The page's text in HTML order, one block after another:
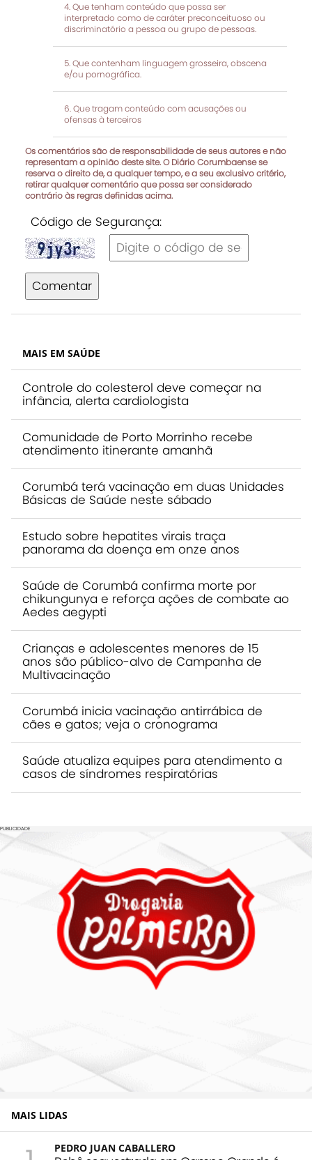
Que tenham conteúdo que possa ser
interpretado como de caráter preconceituoso ou
discriminatório a pessoa ou grupo de pessoas.
Que contenham linguagem grosseira, obscena
e/ou pornográfica.
Que tragam conteúdo com acusações ou
ofensas à terceiros
Os comentários são de responsabilidade de seus autores e não
representam a opinião deste site. O Diário Corumbaense se
reserva o direito de, a qualquer tempo, e a seu exclusivo critério,
retirar qualquer comentário que possa ser considerado
contrário às regras definidas acima.
Código de Segurança:
Comentar
MAIS EM SAÚDE
Controle do colesterol deve começar na
infância, alerta cardiologista
Comunidade de Porto Morrinho recebe
atendimento itinerante amanhã
Corumbá terá vacinação em duas Unidades
Básicas de Saúde neste sábado
Estudo sobre hepatites virais traça
panorama da doença em onze anos
Saúde de Corumbá confirma morte por
chikungunya e reforça ações de combate ao
Aedes aegypti
Crianças e adolescentes menores de 15
anos são público-alvo de Campanha de
Multivacinação
Corumbá inicia vacinação antirrábica de
cães e gatos; veja o cronograma
Saúde atualiza equipes para atendimento a
casos de síndromes respiratórias
PUBLICIDADE
MAIS LIDAS
PEDRO JUAN CABALLERO